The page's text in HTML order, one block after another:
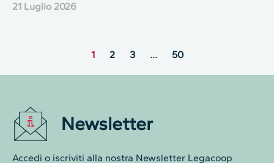
21 Luglio 2026
1 2 3 … 50
Newsletter
Accedi o iscriviti alla nostra Newsletter Legacoop